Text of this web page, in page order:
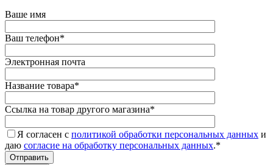
Ваше имя
Ваш телефон*
Электронная почта
Название товара*
Ссылка на товар другого магазина*
Я согласен с политикой обработки персональных данных и
даю согласие на обработку персональных данных.*